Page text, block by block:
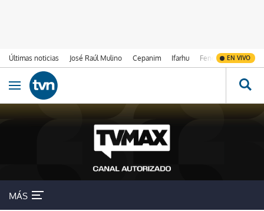
Últimas noticias José Raúl Mulino Cepanim Ifarhu Fenómeno de El
EN VIVO
Ir al contenido
Obrir navegació
MÁS